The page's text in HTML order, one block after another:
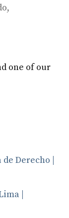
,
one of our
Derecho |
|